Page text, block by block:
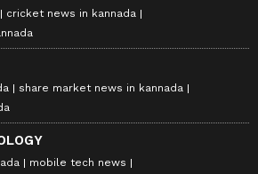
cricket news in kannada
share market news in kannada
mobile tech news